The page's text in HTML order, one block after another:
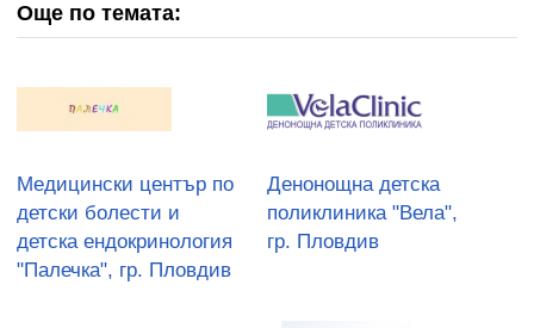
Още по темата:
Медицински център по
детски болести и
детска ендокринология
"Палечка", гр. Пловдив
Денонощна детска
поликлиника "Вела",
гр. Пловдив